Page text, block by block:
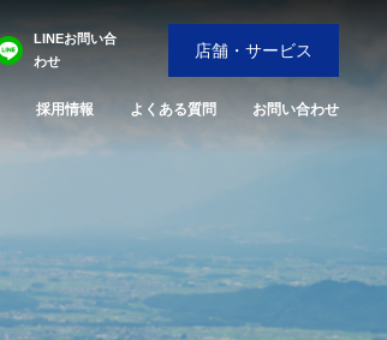
LINEお問い合
わせ
店舗・サービス
採用情報 よくある質問 お問い合わせ